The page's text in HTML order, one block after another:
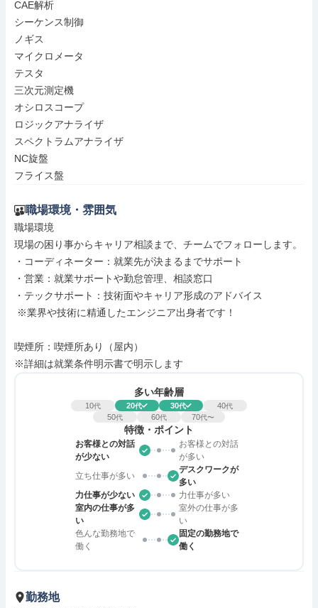
CAE解析
シーケンス制御
ノギス
マイクロメータ
テスタ
三次元測定機
オシロスコープ
ロジックアナライザ
スペクトラムアナライザ
NC旋盤
フライス盤
職場環境・雰囲気
職場環境
現場の困り事からキャリア相談まで、チームでフォローします。
・コーディネーター：就業先が決まるまでサポート
・営業：就業サポートや勤怠管理、相談窓口
・テックサポート：技術面やキャリア形成のアドバイス
喫煙所：喫煙所あり（屋内）
※詳細は就業条件明示書で明示します
多い年齢層
10代 20代 30代 40代
50代 60代 70代〜
特徴・ポイント
お客様との対話
が少ない
お客様との対話
が多い
立ち仕事が多い
デスクワークが
多い
力仕事が少ない
力仕事が多い
室内の仕事が多
い
室外の仕事が多
い
色んな勤務地で
働く
固定の勤務地で
働く
勤務地